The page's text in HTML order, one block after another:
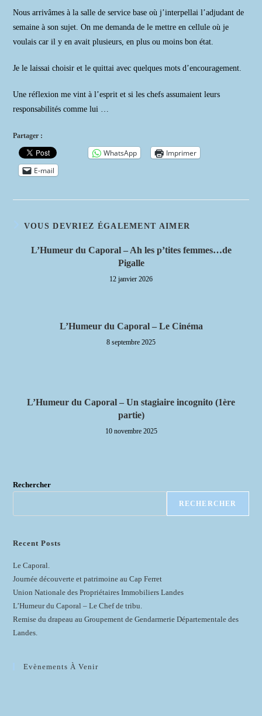
Nous arrivâmes à la salle de service base où j’interpellai l’adjudant de
semaine à son sujet. On me demanda de le mettre en cellule où je
voulais car il y en avait plusieurs, en plus ou moins bon état.
Je le laissai choisir et le quittai avec quelques mots d’encouragement.
Une réflexion me vint à l’esprit et si les chefs assumaient leurs
responsabilités comme lui …
Partager :
WhatsApp
Imprimer
E-mail
VOUS DEVRIEZ ÉGALEMENT AIMER
L’Humeur du Caporal – Ah les p’tites femmes…de
Pigalle
12 janvier 2026
L’Humeur du Caporal – Le Cinéma
8 septembre 2025
L’Humeur du Caporal – Un stagiaire incognito (1ère
partie)
10 novembre 2025
Rechercher
RECHERCHER
Recent Posts
Le Caporal.
Journée découverte et patrimoine au Cap Ferret
Union Nationale des Propriétaires Immobiliers Landes
L’Humeur du Caporal – Le Chef de tribu.
Remise du drapeau au Groupement de Gendarmerie Départementale des
Landes.
Evènements À Venir